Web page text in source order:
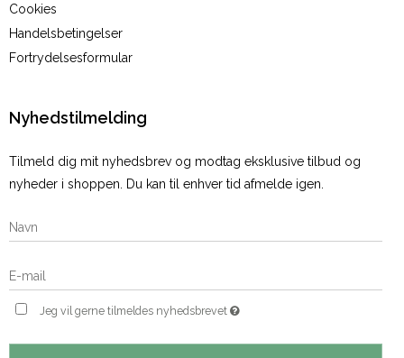
Cookies
Handelsbetingelser
Fortrydelsesformular
Nyhedstilmelding
Tilmeld dig mit nyhedsbrev og modtag eksklusive tilbud og
nyheder i shoppen. Du kan til enhver tid afmelde igen.
Jeg vil gerne tilmeldes nyhedsbrevet